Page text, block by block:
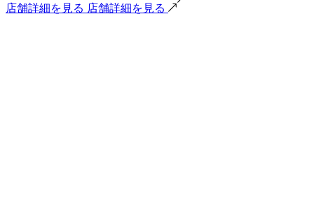
店舗詳細を見る 店舗詳細を見る